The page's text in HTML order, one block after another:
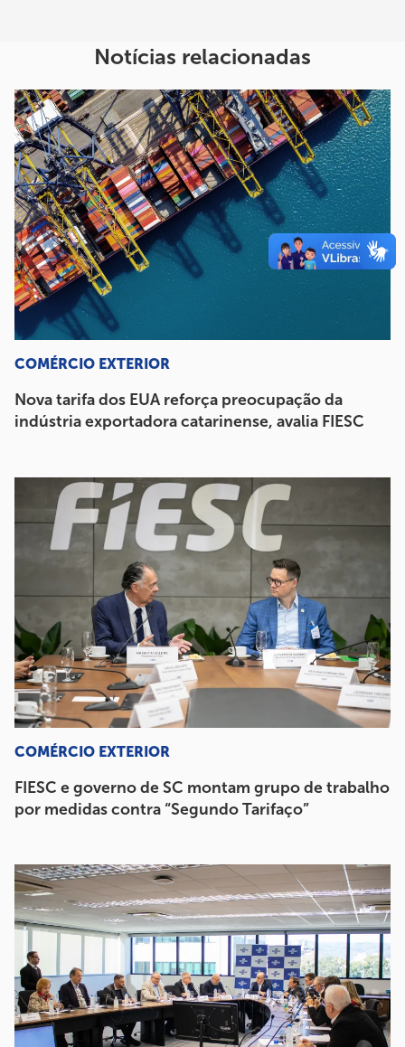
Notícias relacionadas
COMÉRCIO EXTERIOR
Nova tarifa dos EUA reforça preocupação da
indústria exportadora catarinense, avalia FIESC
COMÉRCIO EXTERIOR
FIESC e governo de SC montam grupo de trabalho
por medidas contra “Segundo Tarifaço”